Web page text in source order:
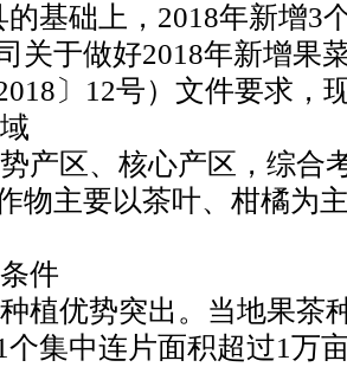
的基础上，2018年新增
关于做好2018年新增果
〕12号）文件要求，
产区、核心产区，综合
物主要以茶叶、柑橘为
件
植优势突出。 当地果茶
个集中连片面积超过1万